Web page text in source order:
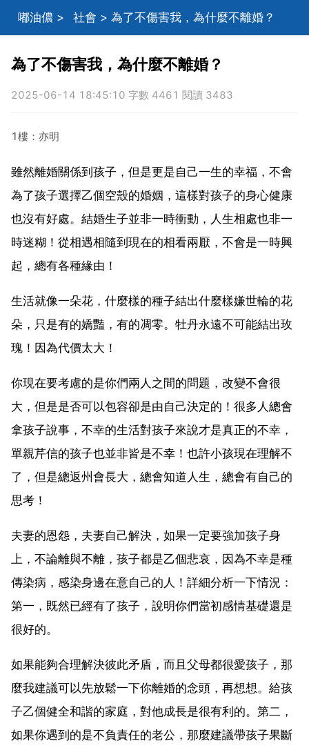
嘟油儂 > 社會 > 為了不傷害我，為什麼不離婚？
為了不傷害我，為什麼不離婚？
2025-06-14 18:45:10 字數 4461 閱讀 3483
1樓：亦明
雖然離婚關係到孩子，但是更是自己一生的幸福，不會
為了孩子選擇乙個空殼的婚姻，這樣對孩子的身心健康
也沒有好處。結婚生子並非一時衝動，人生相處也非一
時迷糊！從相遇相隨到現在的相看兩厭，不會是一時興
起，總有各種緣由！
生活就像一朵花，什麼樣的種子結出什麼樣嫌世輪的花
朵，只是有的嬌豔，有的凋零。牡丹永遠不可能結出玫
瑰！因為代價太大！
你現在要考慮的是你們兩人之間的問題，改變不會很
大，但是是否可以包容卻是由自己決定的！很多人總會
拿孩子說事，不幸的生活對孩子來說才是真正的不幸，
單親芹信的孩子也並非皆是不幸！也許小孩現在理解不
了，但是總返州會長大，總會知道人生，總會有自己的
思考！
夫妻的恩怨，夫妻自己解決，如果一定要強加孩子身
上，不論離與不離，孩子都是乙個悲哀，因為不幸是種
傳染病，感染身邊在意自己的人！詳細分析一下情況：
第一，既然已經有了孩子，說明你們當初感情基礎還是
很好的。
如果能夠合理解決彼此矛盾，而且父母都很愛孩子，那
麼我建議可以先放鬆一下你離婚的念頭，再想想。給孩
子乙個健全和諧的家庭，對他成長是很有利的。第二，
如果你遇到的是不負責任的老公，那麼建議帶孩子果斷